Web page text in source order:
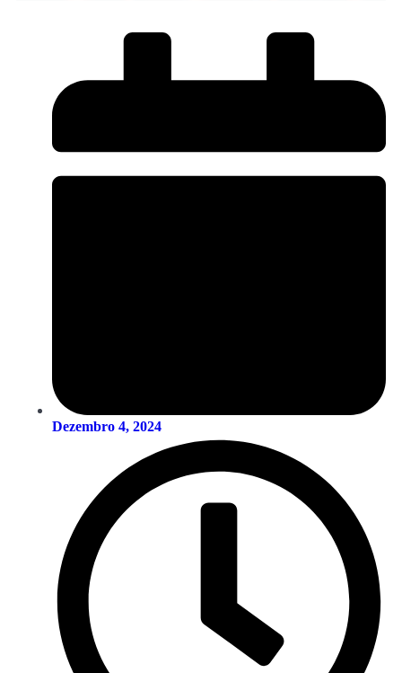
Dezembro 4, 2024